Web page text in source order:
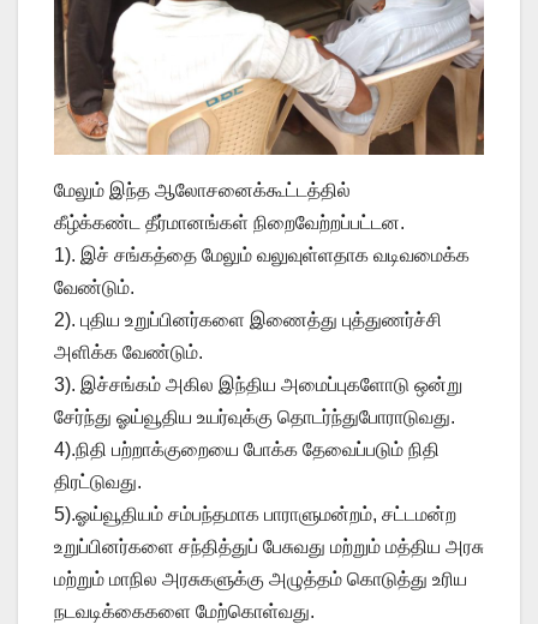
மேலும் இந்த ஆலோசனைக்கூட்டத்தில்
கீழ்க்கண்ட தீர்மானங்கள் நிறைவேற்றப்பட்டன.
1). இச் சங்கத்தை மேலும் வலுவுள்ளதாக வடிவமைக்க
வேண்டும்.
2). புதிய உறுப்பினர்களை இணைத்து புத்துணர்ச்சி
அளிக்க வேண்டும்.
3). இச்சங்கம் அகில இந்திய அமைப்புகளோடு ஒன்று
சேர்ந்து ஓய்வூதிய உயர்வுக்கு தொடர்ந்துபோராடுவது.
4).நிதி பற்றாக்குறையை போக்க தேவைப்படும் நிதி
திரட்டுவது.
5).ஓய்வூதியம் சம்பந்தமாக பாராளுமன்றம், சட்டமன்ற
உறுப்பினர்களை சந்தித்துப் பேசுவது மற்றும் மத்திய அரசு
மற்றும் மாநில அரசுகளுக்கு அழுத்தம் கொடுத்து உரிய
நடவடிக்கைகளை மேற்கொள்வது.